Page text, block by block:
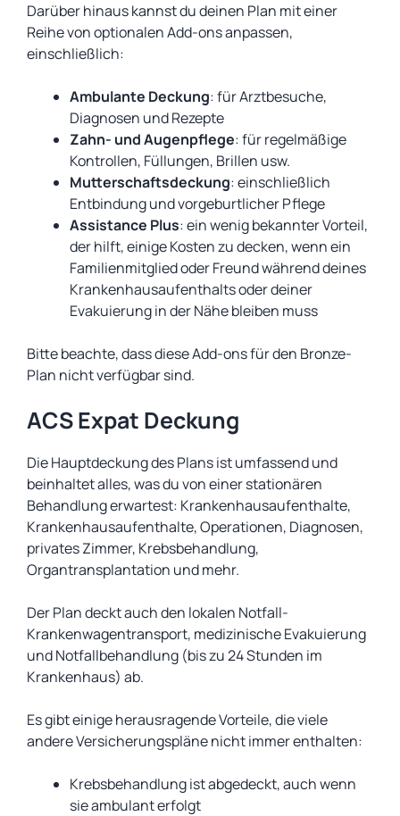
Darüber hinaus kannst du deinen Plan mit einer
Reihe von optionalen Add-ons anpassen,
einschließlich:
Ambulante Deckung: für Arztbesuche,
Diagnosen und Rezepte
Zahn- und Augenpflege: für regelmäßige
Kontrollen, Füllungen, Brillen usw.
Mutterschaftsdeckung: einschließlich
Entbindung und vorgeburtlicher Pflege
Assistance Plus: ein wenig bekannter Vorteil,
der hilft, einige Kosten zu decken, wenn ein
Familienmitglied oder Freund während deines
Krankenhausaufenthalts oder deiner
Evakuierung in der Nähe bleiben muss
Bitte beachte, dass diese Add-ons für den Bronze-
Plan nicht verfügbar sind.
ACS Expat Deckung
Die Hauptdeckung des Plans ist umfassend und
beinhaltet alles, was du von einer stationären
Behandlung erwartest: Krankenhausaufenthalte,
Krankenhausaufenthalte, Operationen, Diagnosen,
privates Zimmer, Krebsbehandlung,
Organtransplantation und mehr.
Der Plan deckt auch den lokalen Notfall-
Krankenwagentransport, medizinische Evakuierung
und Notfallbehandlung (bis zu 24 Stunden im
Krankenhaus) ab.
Es gibt einige herausragende Vorteile, die viele
andere Versicherungspläne nicht immer enthalten:
Krebsbehandlung ist abgedeckt, auch wenn
sie ambulant erfolgt